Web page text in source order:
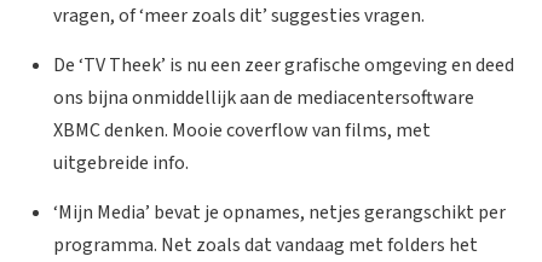
vragen, of ‘meer zoals dit’ suggesties vragen.
De ‘TV Theek’ is nu een zeer grafische omgeving en deed
ons bijna onmiddellijk aan de mediacentersoftware
XBMC denken. Mooie coverflow van films, met
uitgebreide info.
‘Mijn Media’ bevat je opnames, netjes gerangschikt per
programma. Net zoals dat vandaag met folders het